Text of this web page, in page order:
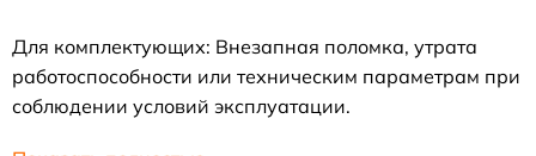
Для комплектующих: Внезапная поломка, утрата
работоспособности или техническим параметрам при
соблюдении условий эксплуатации.